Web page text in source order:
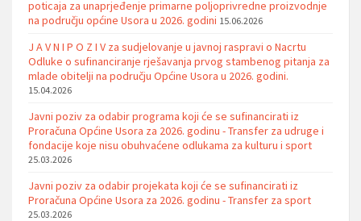
poticaja za unaprjeđenje primarne poljoprivredne proizvodnje
na području općine Usora u 2026. godini 15.06.2026
J A V N I P O Z I V za sudjelovanje u javnoj raspravi o Nacrtu
Odluke o sufinanciranje rješavanja prvog stambenog pitanja za
mlade obitelji na području Općine Usora u 2026. godini.
15.04.2026
Javni poziv za odabir programa koji će se sufinancirati iz
Proračuna Općine Usora za 2026. godinu - Transfer za udruge i
fondacije koje nisu obuhvaćene odlukama za kulturu i sport
25.03.2026
Javni poziv za odabir projekata koji će se sufinancirati iz
Proračuna Općine Usora za 2026. godinu - Transfer za sport
25.03.2026